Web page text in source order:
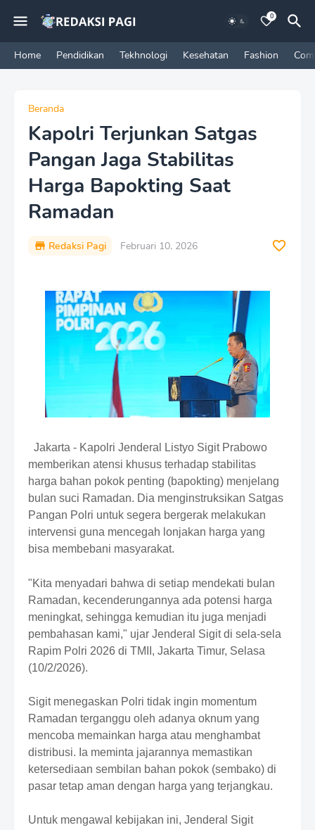
0
Home Pendidikan Tekhnologi Kesehatan Fashion
Beranda
Kapolri Terjunkan Satgas
Pangan Jaga Stabilitas
Harga Bapokting Saat
Ramadan
Redaksi Pagi Februari 10, 2026
Jakarta - Kapolri Jenderal Listyo Sigit Prabowo
memberikan atensi khusus terhadap stabilitas
harga bahan pokok penting (bapokting) menjelang
bulan suci Ramadan. Dia menginstruksikan Satgas
Pangan Polri untuk segera bergerak melakukan
intervensi guna mencegah lonjakan harga yang
bisa membebani masyarakat.
"Kita menyadari bahwa di setiap mendekati bulan
Ramadan, kecenderungannya ada potensi harga
meningkat, sehingga kemudian itu juga menjadi
pembahasan kami," ujar Jenderal Sigit di sela-sela
Rapim Polri 2026 di TMII, Jakarta Timur, Selasa
(10/2/2026).
Sigit menegaskan Polri tidak ingin momentum
Ramadan terganggu oleh adanya oknum yang
mencoba memainkan harga atau menghambat
distribusi. Ia meminta jajarannya memastikan
ketersediaan sembilan bahan pokok (sembako) di
pasar tetap aman dengan harga yang terjangkau.
Untuk mengawal kebijakan ini, Jenderal Sigit
n
D
e
s
i
g
n
W
t
h
h
r
o
f
f
e
m
p
l
a
t
e